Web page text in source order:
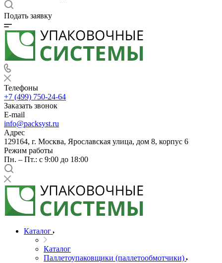
Подать заявку
Телефоны
+7 (499) 750-24-64
Заказать звонок
E-mail
info@packsyst.ru
Адрес
129164, г. Москва, Ярославская улица, дом 8, корпус 6
Режим работы
Пн. – Пт.: с 9:00 до 18:00
Каталог
Каталог
Паллетоупаковщики (паллетообмотчики)